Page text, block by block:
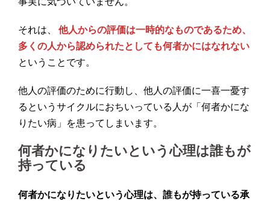
それは、
他人からの評価は一時的なものであるため、
多くの人から認められたとしても何者かにはなれない
ということです。
他人の評価のために行動し、他人の評価に一喜一憂す
るというサイクルにおちいっている人が「何者かにな
りたい病」を患ってしまいます。
何者かになりたいという心理は誰もが
持っている
何者かになりたいという心理は、誰もが持っている承